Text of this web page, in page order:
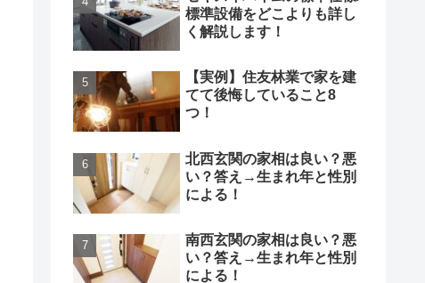
標準設備をどこよりも詳し
く解説します！
【実例】住友林業で家を建
てて後悔していること8
つ！
北西玄関の家相は良い？悪
い？答え→生まれ年と性別
による！
南西玄関の家相は良い？悪
い？答え→生まれ年と性別
による！